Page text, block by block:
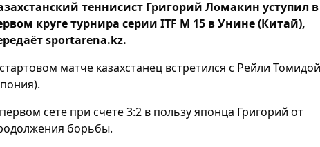
теннисист Григорий Ломакин уступил в
круге турнира серии ITF M 15 в Унине (Китай),
sportarena.kz.
матче казахстанец встретился с Рейли Томидой
сете при счете 3:2 в пользу японца Григорий от
борьбы.